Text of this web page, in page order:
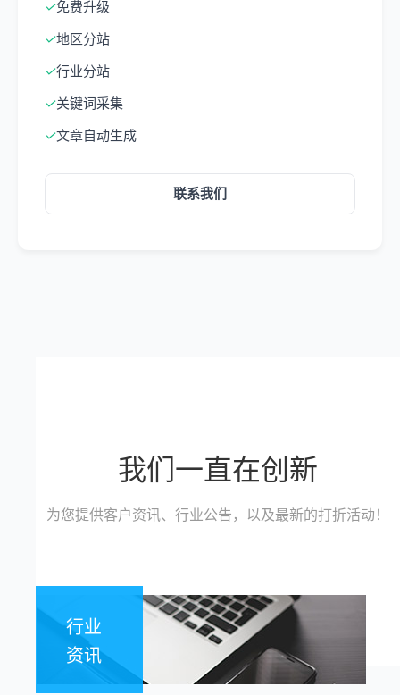
✓免费升级
✓地区分站
✓行业分站
✓关键词采集
✓文章自动生成
联系我们
我们一直在创新
为您提供客户资讯、行业公告，以及最新的打折活动！
行业
资讯